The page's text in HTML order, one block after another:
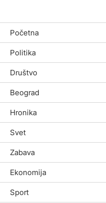
Početna
Politika
Društvo
Beograd
Hronika
Svet
Zabava
Ekonomija
Sport